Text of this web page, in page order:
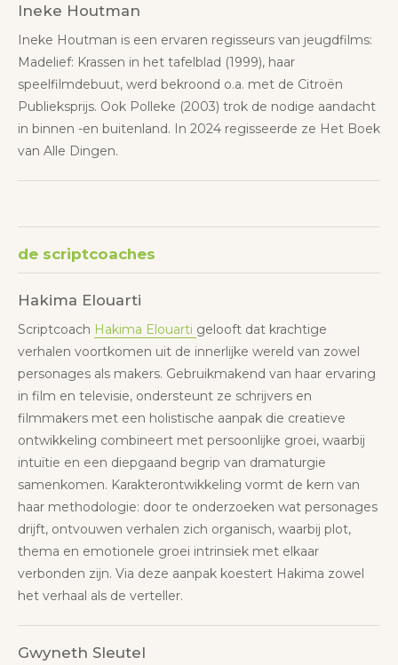
Ineke Houtman
Ineke Houtman is een ervaren regisseurs van jeugdfilms:
Madelief: Krassen in het tafelblad (1999), haar
speelfilmdebuut, werd bekroond o.a. met de Citroën
Publieksprijs. Ook Polleke (2003) trok de nodige aandacht
in binnen -en buitenland. In 2024 regisseerde ze Het Boek
van Alle Dingen.
de scriptcoaches
Hakima Elouarti
Scriptcoach Hakima Elouarti gelooft dat krachtige
verhalen voortkomen uit de innerlijke wereld van zowel
personages als makers. Gebruikmakend van haar ervaring
in film en televisie, ondersteunt ze schrijvers en
filmmakers met een holistische aanpak die creatieve
ontwikkeling combineert met persoonlijke groei, waarbij
intuïtie en een diepgaand begrip van dramaturgie
samenkomen. Karakterontwikkeling vormt de kern van
haar methodologie: door te onderzoeken wat personages
drijft, ontvouwen verhalen zich organisch, waarbij plot,
thema en emotionele groei intrinsiek met elkaar
verbonden zijn. Via deze aanpak koestert Hakima zowel
het verhaal als de verteller.
Gwyneth Sleutel